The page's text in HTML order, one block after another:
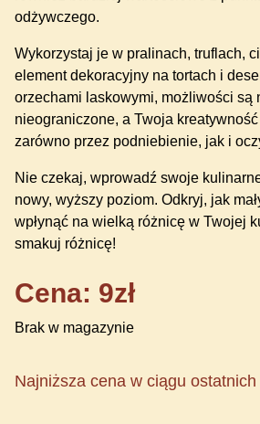
odżywczego.
Wykorzystaj je w pralinach, truflach,
element dekoracyjny na tortach i
orzechami laskowymi, możliwości są
nieograniczone, a Twoja
zarówno przez podniebienie, jak i
Nie czekaj, wprowadź swoje
nowy, wyższy poziom. Odkryj, jak
wpłynąć na wielką różnicę w Twojej
smakuj różnicę!
Cena: 9zł
Brak w magazynie
Najniższa cena w ciągu ostatnich